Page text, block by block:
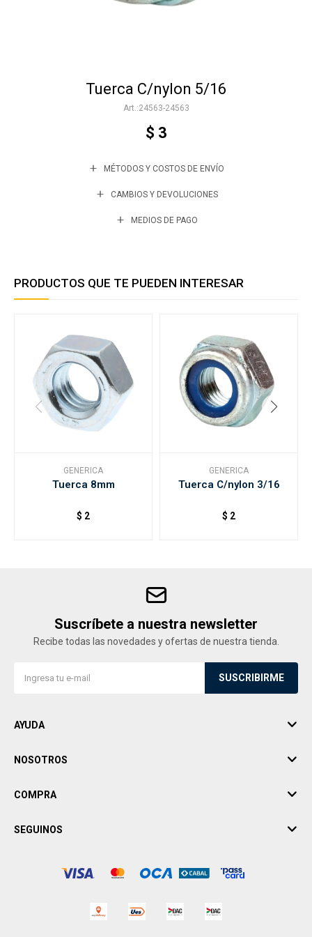
Tuerca C/nylon 5/16
24563-24563
$ 3
MÉTODOS Y COSTOS DE ENVÍO
CAMBIOS Y DEVOLUCIONES
MEDIOS DE PAGO
PRODUCTOS QUE TE PUEDEN INTERESAR
GENERICA
Tuerca 8mm
$ 2
GENERICA
Tuerca C/nylon 3/16
$ 2
Suscríbete a nuestra newsletter
Recibe todas las novedades y ofertas de nuestra tienda.
SUSCRIBIRME
AYUDA
NOSOTROS
COMPRA
SEGUINOS